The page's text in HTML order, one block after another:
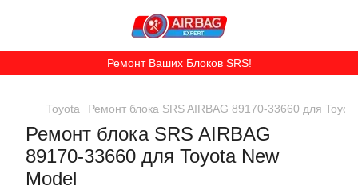
Ремонт Ваших Блоков SRS!
Toyota Ремонт блока SRS AIRBAG 89170-33660 для
Ремонт блока SRS AIRBAG
89170-33660 для Toyota New
Model